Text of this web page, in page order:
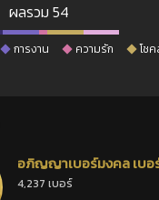
ผลรวม 54
การงาน ความรัก โชค
อภิญญาเบอร์มงคล เบอ
เลขศาสตร์
4,237 เบอร์